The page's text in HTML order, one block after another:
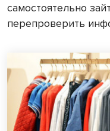
самостоятельно
перепроверить